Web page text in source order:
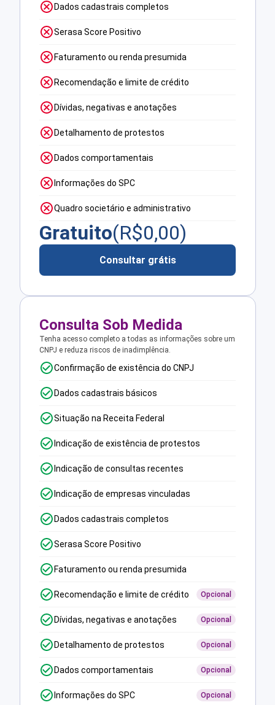
Dados cadastrais completos
Serasa Score Positivo
Faturamento ou renda presumida
Recomendação e limite de crédito
Dívidas, negativas e anotações
Detalhamento de protestos
Dados comportamentais
Informações do SPC
Quadro societário e administrativo
Gratuito(R$0,00)
Consultar grátis
Consulta Sob Medida
Tenha acesso completo a todas as informações sobre um
CNPJ e reduza riscos de inadimplência.
Confirmação de existência do CNPJ
Dados cadastrais básicos
Situação na Receita Federal
Indicação de existência de protestos
Indicação de consultas recentes
Indicação de empresas vinculadas
Dados cadastrais completos
Serasa Score Positivo
Faturamento ou renda presumida
Recomendação e limite de crédito Opcional
Dívidas, negativas e anotações Opcional
Detalhamento de protestos Opcional
Dados comportamentais Opcional
Informações do SPC Opcional